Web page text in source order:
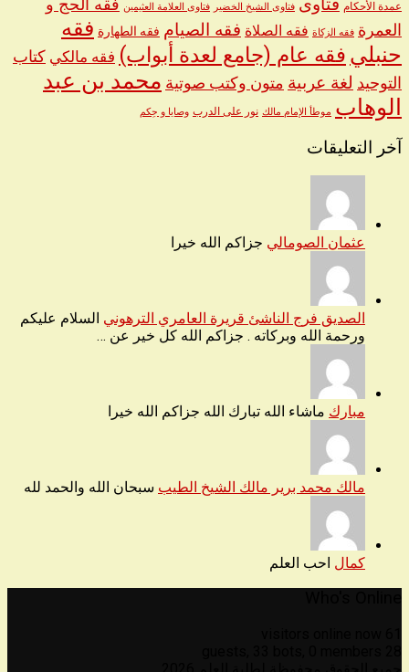
عمدة الأحكام فتاوى الشيخ الخضير فتاوى العلامة العثيمين فقه الحج و
العمرة فقه الزكاة فقه الصلاة فقه الصيام فقه الطهارة فقه
حنبلي فقه عام (جامع لعدة أبواب) فقه مالكي كتاب
التوحيد لغة عربية متون وكتب صوتية محمد بن عبد
الوهاب موطأ الإمام مالك نور على الدرب وصايا و حِكم
آخر التعليقات
عثمان الصومالي جزاكم الله خيرا
الصديق فرج الناشئ قريرة العامري الترهوني السلام عليكم
ورحمة الله وبركاته . جزاكم الله كل خير عن …
مبارك ماشاء الله تبارك الله جزاكم الله خيرا
مالك محمد برير مالك الشيخ الطيب سبحان الله والحمد لله
كمال احب العلم